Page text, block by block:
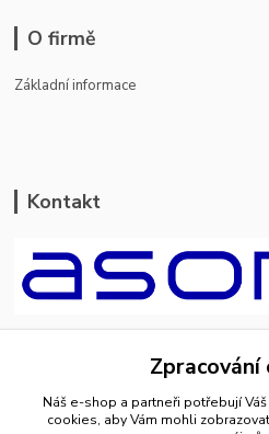
O firmě
Základní informace
Kontakt
+420 799 500 769
pracovní dny 8-11hod.,13-15hod.
Zpracování
Náš e-shop a partneři potřebují Váš
cookies, aby Vám mohli